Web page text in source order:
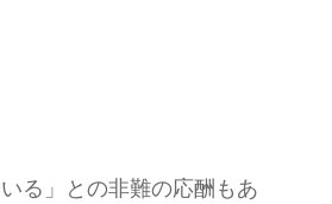
る」との非難の応酬もあ